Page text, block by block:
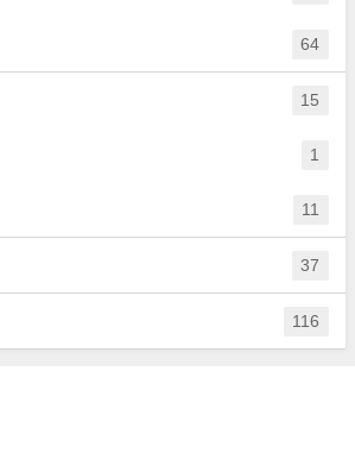
64
15
1
11
37
116